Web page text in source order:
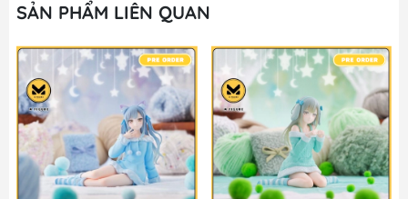
#mo_hinh_chinh_hang #mo_hinh_figure
#gameprize #scalefigure
----
SẢN PHẨM LIÊN QUAN